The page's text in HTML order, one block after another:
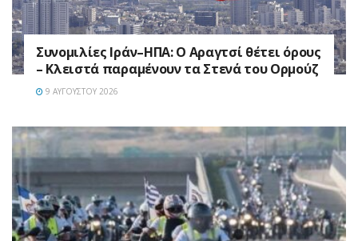
Συνομιλίες Ιράν–ΗΠΑ: Ο Αραγτσί θέτει όρους
– Κλειστά παραμένουν τα Στενά του Ορμούζ
9 ΑΥΓΟΎΣΤΟΥ 2026